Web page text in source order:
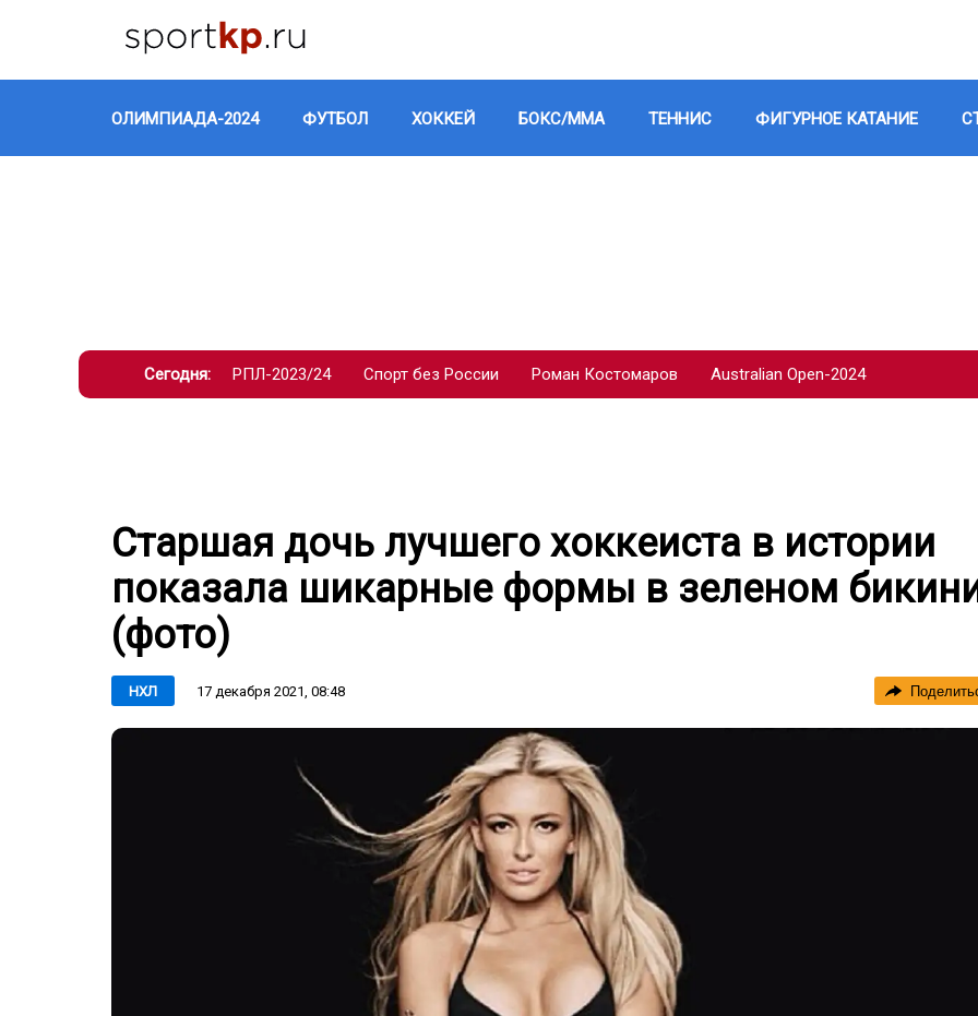
ОЛИМПИАДА-2024 ФУТБОЛ ХОККЕЙ БОКС/ММА ТЕННИС ФИГУРНОЕ КАТАНИЕ
Сегодня: РПЛ-2023/24 Спорт без России Роман Костомаров Australian Open-2024
Старшая дочь лучшего хоккеиста в истории
показала шикарные формы в зеленом
(фото)
НХЛ 17 декабря 2021, 08:48